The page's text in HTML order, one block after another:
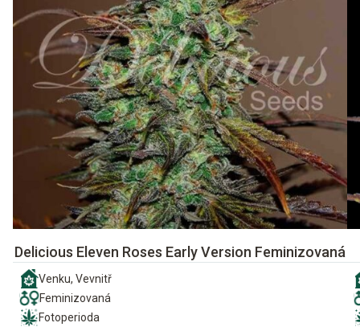
Delicious Eleven Roses Early Version Feminizovaná
Venku, Vevnitř
Feminizovaná
Fotoperioda